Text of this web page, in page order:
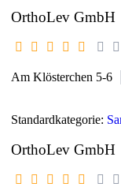
OrthoLev GmbH
Am Klösterchen 5-6
Standardkategorie:
OrthoLev GmbH